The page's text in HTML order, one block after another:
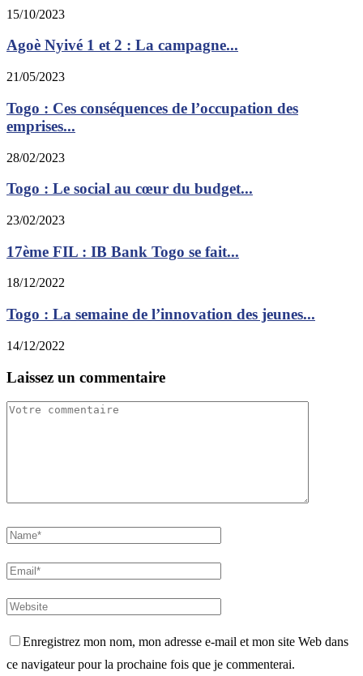
15/10/2023
Agoè Nyivé 1 et 2 : La campagne...
21/05/2023
Togo : Ces conséquences de l’occupation des
emprises...
28/02/2023
Togo : Le social au cœur du budget...
23/02/2023
17ème FIL : IB Bank Togo se fait...
18/12/2022
Togo : La semaine de l’innovation des jeunes...
14/12/2022
Laissez un commentaire
Enregistrez mon nom, mon adresse e-mail et mon site Web dans
ce navigateur pour la prochaine fois que je commenterai.